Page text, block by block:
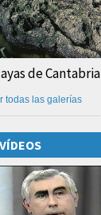
de Cantabria
todas las galerías
VÍDEOS